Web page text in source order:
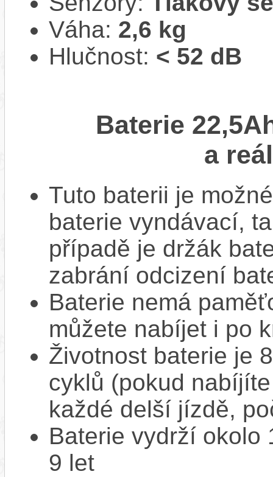
Váha: 2,6 kg
Hlučnost: < 52 dB
Baterie
a
Tuto baterii je
baterie vyndávací,
případě je držák
zabrání odcizení
Baterie nemá
můžete nabíjet i po
Životnost baterie je
cyklů (pokud
každé delší jízdě,
Baterie vydrží okolo
9 let